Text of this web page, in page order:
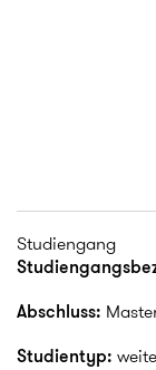
Studiengang
Abschluss:
Studientyp: